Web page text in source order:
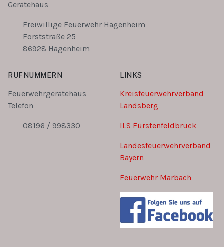
Gerätehaus
Freiwillige Feuerwehr Hagenheim
Forststraße 25
86928 Hagenheim
RUFNUMMERN
Feuerwehrgerätehaus
Telefon
08196 / 998330
LINKS
Kreisfeuerwehrverband
Landsberg
ILS Fürstenfeldbruck
Landesfeuerwehrverband
Bayern
Feuerwehr Marbach